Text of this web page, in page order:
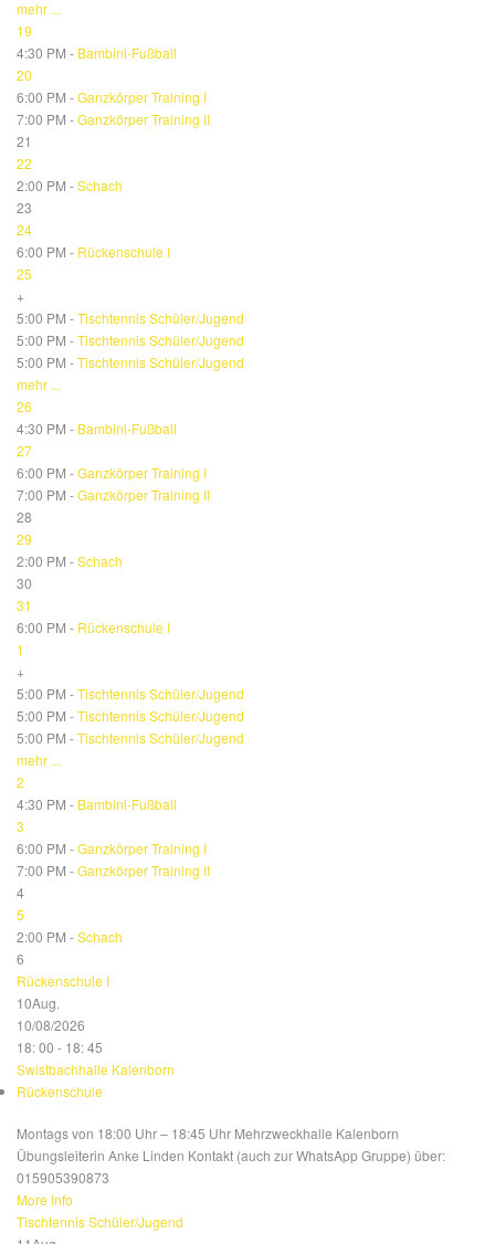
mehr ...
19
4:30 PM - Bambini-Fußball
20
6:00 PM -Ganzkörper Training I
7:00 PM -Ganzkörper Training II
21
22
2:00 PM -Schach
23
24
6:00 PM - Rückenschule I
25
+
5:00 PM -Tischtennis Schüler/Jugend
5:00 PM -Tischtennis Schüler/Jugend
5:00 PM -Tischtennis Schüler/Jugend
mehr ...
26
4:30 PM - Bambini-Fußball
27
6:00 PM -Ganzkörper Training I
7:00 PM -Ganzkörper Training II
28
29
2:00 PM -Schach
30
31
6:00 PM - Rückenschule I
1
+
5:00 PM -Tischtennis Schüler/Jugend
5:00 PM -Tischtennis Schüler/Jugend
5:00 PM -Tischtennis Schüler/Jugend
mehr ...
2
4:30 PM - Bambini-Fußball
3
6:00 PM -Ganzkörper Training I
7:00 PM -Ganzkörper Training II
4
5
2:00 PM -Schach
6
Rückenschule I
10Aug.
10/08/2026
18: 00 - 18: 45
Swistbachhalle Kalenborn
Rückenschule
Montags von 18:00 Uhr – 18:45 Uhr Mehrzweckhalle Kalenborn
Übungsleiterin Anke Linden Kontakt (auch zur WhatsApp Gruppe) über:
015905390873
More Info
Tischtennis Schüler/Jugend